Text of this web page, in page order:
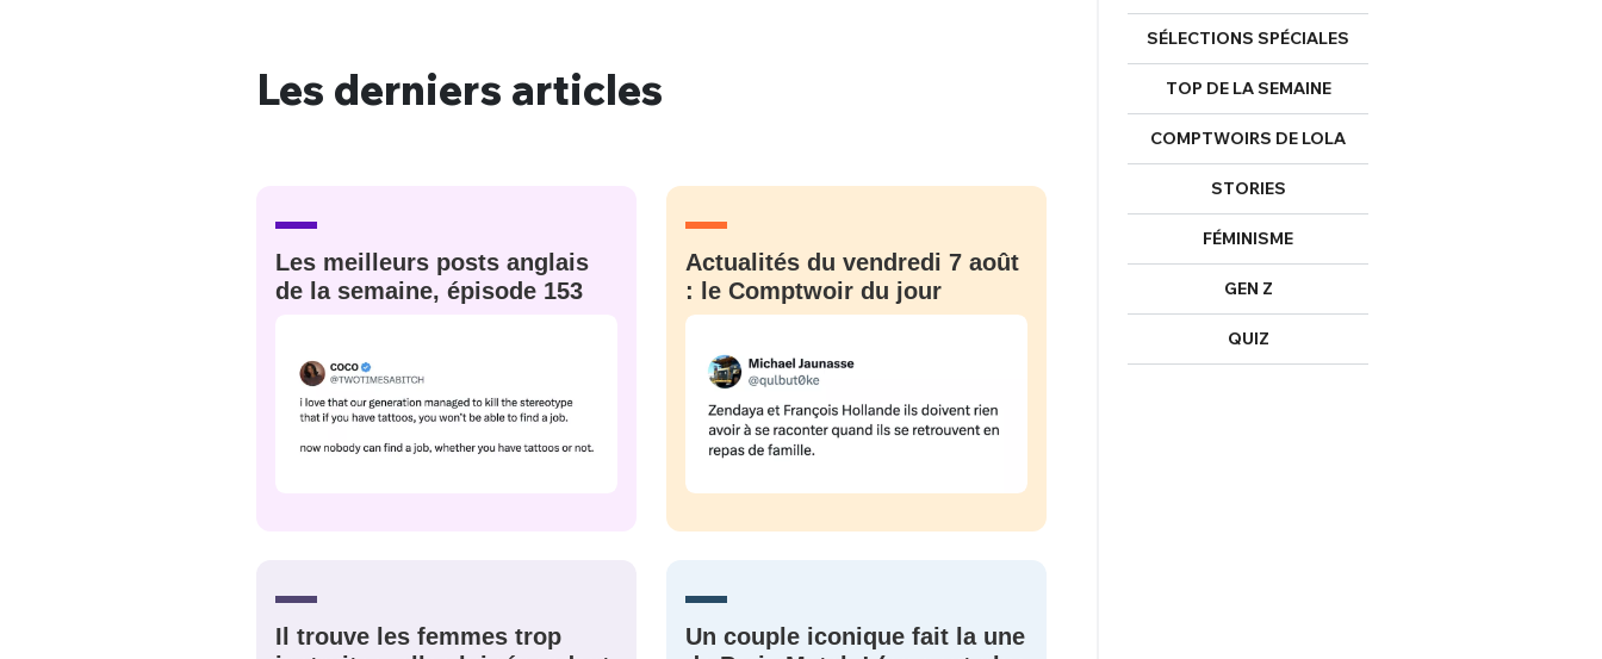
Les derniers articles
Les meilleurs posts anglais
de la semaine, épisode 153
Actualités du vendredi 7 août
: le Comptwoir du jour
Il trouve les femmes trop
Un couple iconique fait la une
SÉLECTIONS SPÉCIALES
TOP DE LA SEMAINE
COMPTWOIRS DE LOLA
STORIES
FÉMINISME
GEN Z
QUIZ
Mot de passe perdu ?
CONNEXION
Que souhaitez-vous proposer ?
C'EST PARTI
Ma propre
sélection
M'INSCRIRE
ME CONNECTER
Un Thread
C'EST PARTI